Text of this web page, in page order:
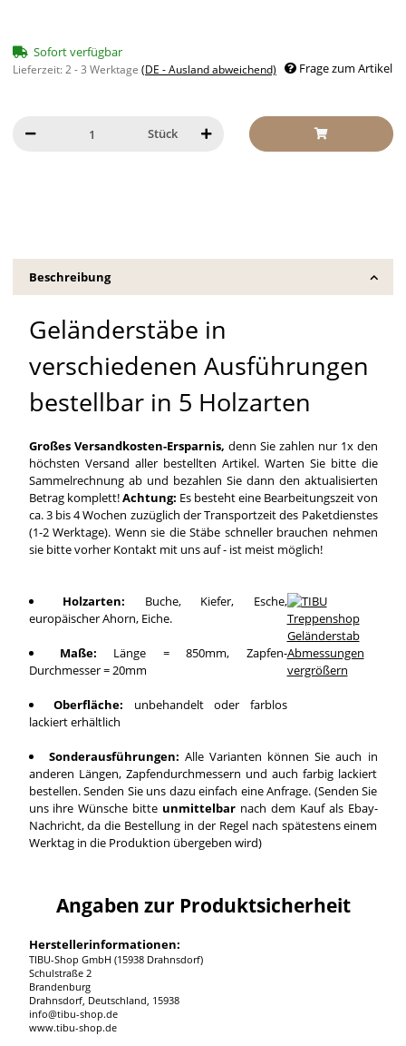
Sofort verfügbar
Lieferzeit:2 - 3 Werktage (DE - Ausland abweichend) Frage zum Artikel
Stück
Beschreibung
Geländerstäbe in
verschiedenen Ausführungen
bestellbar in 5 Holzarten
Großes Versandkosten-Ersparnis, denn Sie zahlen nur 1x den
höchsten Versand aller bestellten Artikel. Warten Sie bitte die
Sammelrechnung ab und bezahlen Sie dann den aktualisierten
Betrag komplett!Achtung: Es besteht eine Bearbeitungszeit von
ca. 3 bis 4 Wochen zuzüglich der Transportzeit des Paketdienstes
(1-2 Werktage). Wenn sie die Stäbe schneller brauchen nehmen
sie bitte vorher Kontakt mit uns auf - ist meist möglich!
Holzarten: Buche, Kiefer, Esche,
europäischer Ahorn, Eiche.
Maße: Länge = 850mm, Zapfen-
Durchmesser = 20mm
Oberfläche: unbehandelt oder farblos
lackiert erhältlich
vergrößern
Sonderausführungen: Alle Varianten können Sie auch in
anderen Längen, Zapfendurchmessern und auch farbig lackiert
bestellen. Senden Sie uns dazu einfach eine Anfrage. (Senden Sie
uns ihre Wünsche bitte unmittelbar nach dem Kauf als Ebay-
Nachricht, da die Bestellung in der Regel nach spätestens einem
Werktag in die Produktion übergeben wird)
Angaben zur Produktsicherheit
Herstellerinformationen:
TIBU-Shop GmbH (15938 Drahnsdorf)
Schulstraße 2
Brandenburg
Drahnsdorf, Deutschland, 15938
info@tibu-shop.de
www.tibu-shop.de